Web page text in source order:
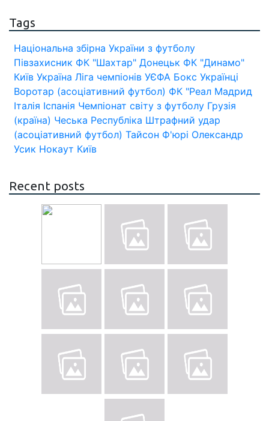
Tags
Національна збірна України з футболу
Півзахисник ФК "Шахтар" Донецьк ФК "Динамо"
Київ Україна Ліга чемпіонів УЄФА Бокс Українці
Воротар (асоціативний футбол) ФК "Реал Мадрид
Італія Іспанія Чемпіонат світу з футболу Грузія
(країна) Чеська Республіка Штрафний удар
(асоціативний футбол) Тайсон Ф'юрі Олександр
Усик Нокаут Київ
Recent posts